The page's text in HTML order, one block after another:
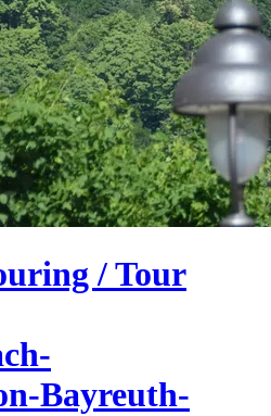
/ Tour
Bayreuth-